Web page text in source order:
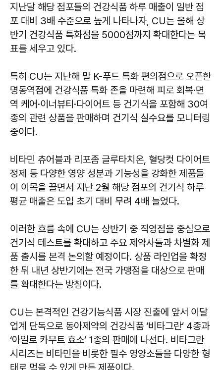
지난달 해당 점포들의 건강식품 하루 매출이 일반 점
포 대비 3배 수준으로 높게 나타나자, CU는 올해 상
반기 건강식품 특화점을 5000점까지 확대한다는 목
표를 세우고 있다.
특히 CU는 지난해 말 K-푸드 특화 편의점으로 오픈한
명동역점에 건강식품 특화 존을 마련해 피로 회복·면
역 케어·이너뷰티·다이어트 등 건기식을 포함해 30여
종의 관련 상품을 판매하며 건기식 실수요를 모니터링
중이다.
비타민 츄어블과 리포좀 글루타치온, 혈당컷 다이어트
정제 등 다양한 영양 성분과 기능성을 강화한 제품들
이 이목을 끌면서 지난 2월 해당 점포의 건기식 하루
평균 매출은 도입 초기 대비 무려 4배 늘었다.
이러한 흐름 속에 CU는 상반기 중 직영점을 중심으로
건기식 테스트를 확대하고 주요 제약사들과 차별화 제
품 출시를 본격 논의할 예정이다. 상품 라인업을 확정
한 뒤 내년 상반기에는 전국 가맹점을 대상으로 판매
를 확대한다는 방침이다.
CU는 본격적인 건강기능식품 시장 진출에 앞서 이달
업계 단독으로 동아제약의 건강식품 ‘비타그란’ 4종과
‘아일로 카무트 효소’ 1종의 판매에 나선다. 비타그란
시리즈는 비타민을 비롯한 필수 영양소들을 다양한 형
태로 먹을 수 있게 만든 제품이다.